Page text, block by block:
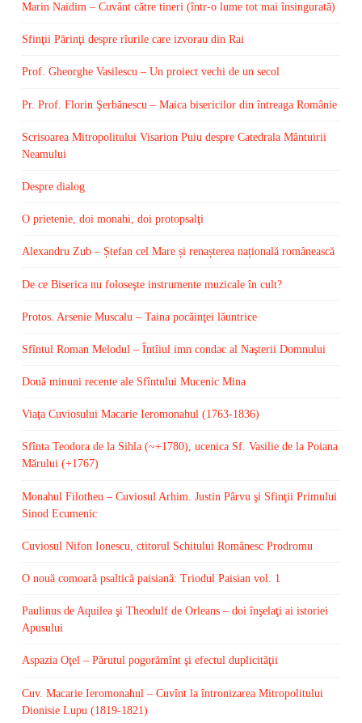
Marin Naidim – Cuvânt către tineri (într-o lume tot mai însingurată)
Sfinţii Părinţi despre rîurile care izvorau din Rai
Prof. Gheorghe Vasilescu – Un proiect vechi de un secol
Pr. Prof. Florin Şerbănescu – Maica bisericilor din întreaga Românie
Scrisoarea Mitropolitului Visarion Puiu despre Catedrala Mântuirii
Neamului
Despre dialog
O prietenie, doi monahi, doi protopsalţi
Alexandru Zub – Ștefan cel Mare și renașterea națională românească
De ce Biserica nu foloseşte instrumente muzicale în cult?
Protos. Arsenie Muscalu – Taina pocăinţei lăuntrice
Sfîntul Roman Melodul – Întîiul imn condac al Naşterii Domnului
Două minuni recente ale Sfîntului Mucenic Mina
Viaţa Cuviosului Macarie Ieromonahul (1763-1836)
Sfînta Teodora de la Sihla (~+1780), ucenica Sf. Vasilie de la Poiana
Mărului (+1767)
Monahul Filotheu – Cuviosul Arhim. Justin Pârvu şi Sfinţii Primului
Sinod Ecumenic
Cuviosul Nifon Ionescu, ctitorul Schitului Românesc Prodromu
O nouă comoară psaltică paisiană: Triodul Paisian vol. 1
Paulinus de Aquilea şi Theodulf de Orleans – doi înşelaţi ai istoriei
Apusului
Aspazia Oţel – Părutul pogorămînt şi efectul duplicităţii
Cuv. Macarie Ieromonahul – Cuvînt la întronizarea Mitropolitului
Dionisie Lupu (1819-1821)